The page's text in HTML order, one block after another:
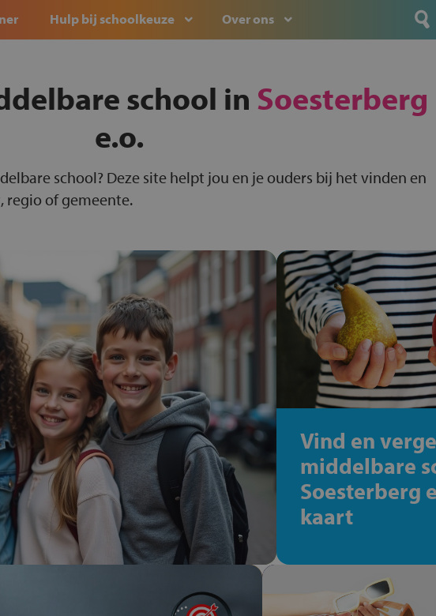
Hulp bij schoolkeuze Over ons
school in Soesterberg
e.o.
school? Deze site helpt jou en je ouders bij het vinden en
regio of gemeente.
Vind en
middelbare
Soesterberg
kaart